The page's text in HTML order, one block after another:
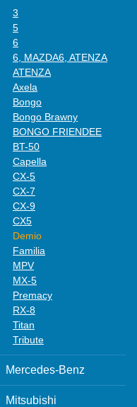
3
5
6
6, MAZDA6, ATENZA
ATENZA
Axela
Bongo
Bongo Brawny
BONGO FRIENDEE
BT-50
Capella
CX-5
CX-7
CX-9
CX5
Demio
Familia
MPV
MX-5
Premacy
RX-8
Titan
Tribute
Mercedes-Benz
Mitsubishi